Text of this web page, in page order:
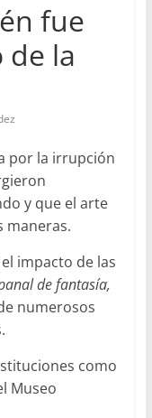
fue
de la
por la irrupción
y que el arte
maneras.
impacto de las
de fantasía,
numerosos
como
Museo